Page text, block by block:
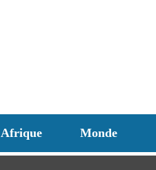
Afrique Monde